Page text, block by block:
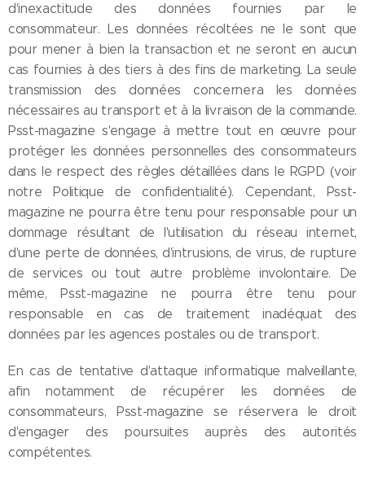
d'inexactitude des données fournies par le
consommateur. Les données récoltées ne le sont que
pour mener à bien la transaction et ne seront en aucun
cas fournies à des tiers à des fins de marketing. La seule
transmission des données concernera les données
nécessaires au transport et à la livraison de la commande.
Psst-magazine s'engage à mettre tout en œuvre pour
protéger les données personnelles des consommateurs
dans le respect des règles détaillées dans le RGPD (voir
notre Politique de confidentialité). Cependant, Psst-
magazine ne pourra être tenu pour responsable pour un
dommage résultant de l'utilisation du réseau internet,
d'une perte de données, d'intrusions, de virus, de rupture
de services ou tout autre problème involontaire. De
même, Psst-magazine ne pourra être tenu pour
responsable en cas de traitement inadéquat des
données par les agences postales ou de transport.
En cas de tentative d'attaque informatique malveillante,
afin notamment de récupérer les données de
consommateurs, Psst-magazine se réservera le droit
d'engager des poursuites auprès des autorités
compétentes.